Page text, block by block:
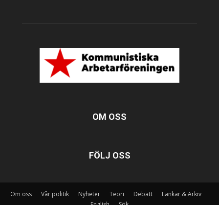
OM OSS
FÖLJ OSS
Om oss Vår politik Nyheter Teori Debatt
Länkar & Arkiv